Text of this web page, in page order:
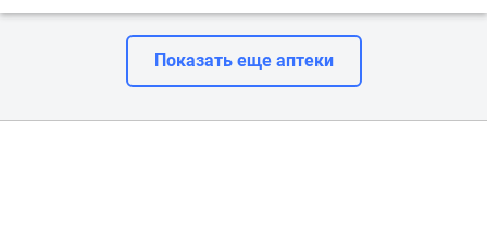
Показать еще аптеки